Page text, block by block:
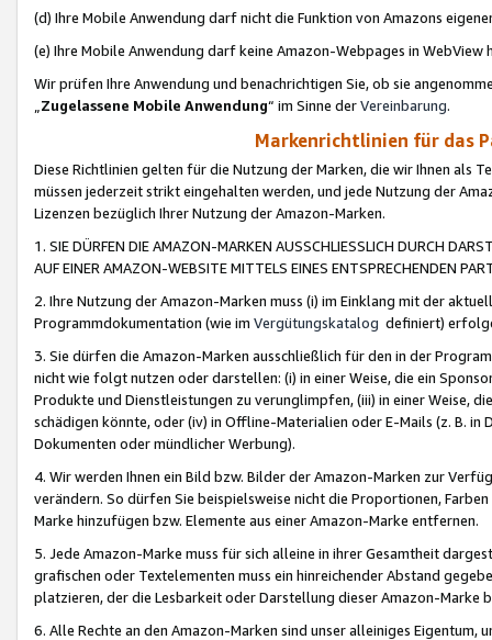
(d) Ihre Mobile Anwendung darf nicht die Funktion von Amazons
(e) Ihre Mobile Anwendung darf keine Amazon-Webpages in WebView
Wir prüfen Ihre Anwendung und benachrichtigen Sie, ob sie
„Zugelassene Mobile Anwendung“ im Sinne derVereinbarung.
Markenrichtlinien für das
Diese Richtlinien gelten für die Nutzung der Marken, die wir Ihnen als
müssen jederzeit strikt eingehalten werden, und jede Nutzung der
Lizenzen bezüglich Ihrer Nutzung der Amazon-Marken.
1. SIE DÜRFEN DIE AMAZON-MARKEN AUSSCHLIESSLICH DURCH
AUF EINER AMAZON-WEBSITE MITTELS EINES ENTSPRECHENDEN
2. Ihre Nutzung der Amazon-Marken muss (i) im Einklang mit der
Programmdokumentation (wie im Vergütungskatalog definiert)
3. Sie dürfen die Amazon-Marken ausschließlich für den in der
nicht wie folgt nutzen oder darstellen: (i) in einer Weise, die ein
Produkte und Dienstleistungen zu verunglimpfen, (iii) in einer Weise,
schädigen könnte, oder (iv) in Offline-Materialien oder E-Mails (z. B. in
Dokumenten oder mündlicher Werbung).
4. Wir werden Ihnen ein Bild bzw. Bilder der Amazon-Marken zur
verändern. So dürfen Sie beispielsweise nicht die Proportionen,
Marke hinzufügen bzw. Elemente aus einer Amazon-Marke entfernen.
5. Jede Amazon-Marke muss für sich alleine in ihrer Gesamtheit
grafischen oder Textelementen muss ein hinreichender Abstand
platzieren, der die Lesbarkeit oder Darstellung dieser Amazon-Marke
6. Alle Rechte an den Amazon-Marken sind unser alleiniges